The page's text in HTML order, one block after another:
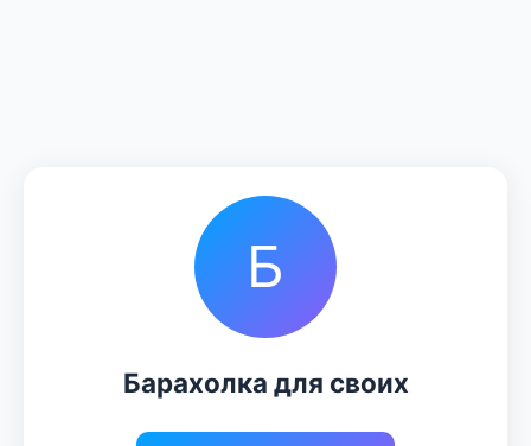
Б
Барахолка для своих